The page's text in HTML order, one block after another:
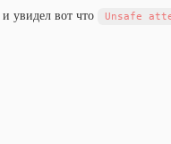
и увидел вот что
Unsafe